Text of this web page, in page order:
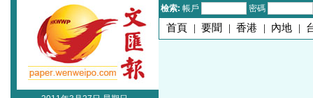
檢索: 帳戶 密碼
首頁 | 要聞 | 香港 | 內地 |